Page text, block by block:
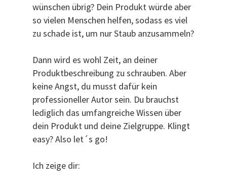
wünschen übrig? Dein Produkt würde aber
so vielen Menschen helfen, sodass es viel
zu schade ist, um nur Staub anzusammeln?
Dann wird es wohl Zeit, an deiner
Produktbeschreibung zu schrauben. Aber
keine Angst, du musst dafür kein
professioneller Autor sein. Du brauchst
lediglich das umfangreiche Wissen über
dein Produkt und deine Zielgruppe. Klingt
easy? Also let´s go!
Ich zeige dir: